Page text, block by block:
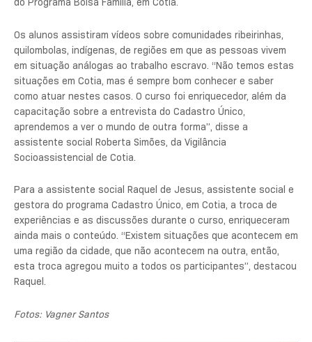
Os alunos assistiram vídeos sobre comunidades ribeirinhas,
quilombolas, indígenas, de regiões em que as pessoas vivem
em situação análogas ao trabalho escravo. “Não temos estas
situações em Cotia, mas é sempre bom conhecer e saber
como atuar nestes casos. O curso foi enriquecedor, além da
capacitação sobre a entrevista do Cadastro Único,
aprendemos a ver o mundo de outra forma”, disse a
assistente social Roberta Simões, da Vigilância
Socioassistencial de Cotia.
Para a assistente social Raquel de Jesus, assistente social e
gestora do programa Cadastro Único, em Cotia, a troca de
experiências e as discussões durante o curso, enriqueceram
ainda mais o conteúdo. “Existem situações que acontecem em
uma região da cidade, que não acontecem na outra, então,
esta troca agregou muito a todos os participantes”, destacou
Raquel.
Fotos: Vagner Santos